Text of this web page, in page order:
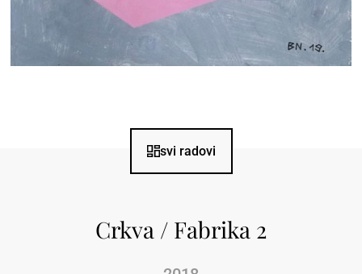
svi radovi
Crkva / Fabrika 2